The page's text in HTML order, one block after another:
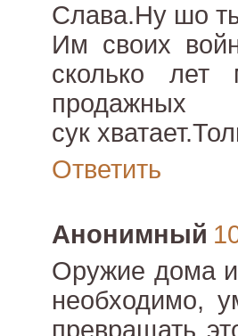
Слава.Ну шо
Им своих
сколько лет
продажных
сук
Ответить
Анонимный
Оружие дома
необходимо,
превращать